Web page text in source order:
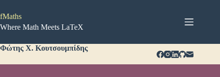
στο
περιεχόμενο
fMaths
Where Math Meets LaTeX
Φώτης Χ. Κουτσουμπίδης